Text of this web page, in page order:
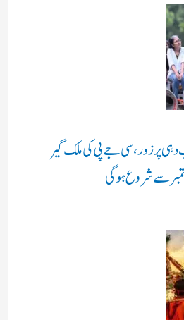
دہی پر زور، سی جے پی کی ملک گیر
سے شروع ہوگی